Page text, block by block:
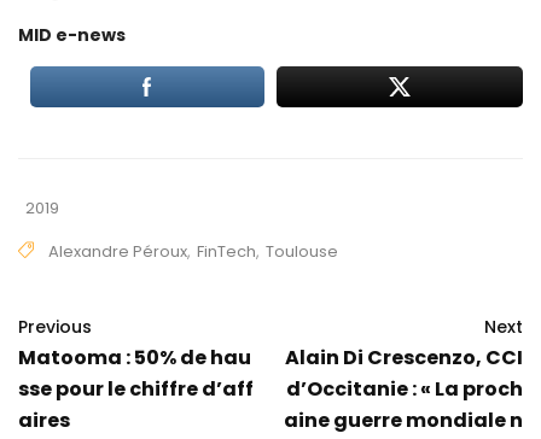
MID e-news
2019
Alexandre Péroux, FinTech, Toulouse
Previous
Matooma : 50% de hau
sse pour le chiffre d’aff
aires
Next
Alain Di Crescenzo, CCI
d’Occitanie : « La proch
aine guerre mondiale n